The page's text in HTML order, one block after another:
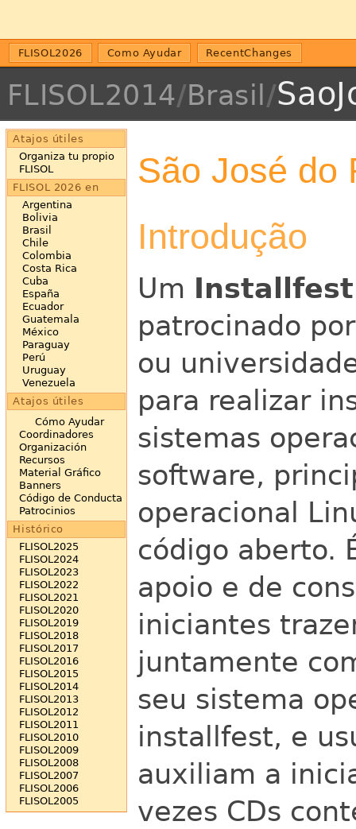
FLISOL2026 Como Ayudar RecentChanges
FLISOL2014/Brasil /
Atajos útiles
Organiza tu propio
FLISOL
FLISOL 2026 en
Argentina
Bolivia
Brasil
Chile
Colombia
Costa Rica
Cuba
España
Ecuador
Guatemala
México
Paraguay
Perú
Uruguay
Venezuela
Atajos útiles
Cómo Ayudar
Coordinadores
Organización
Recursos
Material Gráfico
Banners
Código de Conducta
Patrocinios
Histórico
FLISOL2025
FLISOL2024
FLISOL2023
FLISOL2022
FLISOL2021
FLISOL2020
FLISOL2019
FLISOL2018
FLISOL2017
FLISOL2016
FLISOL2015
FLISOL2014
FLISOL2013
FLISOL2012
FLISOL2011
FLISOL2010
FLISOL2009
FLISOL2008
FLISOL2007
FLISOL2006
FLISOL2005
São José do
Introdução
Um Installfest
patrocinado
ou
para realizar
sistemas
software,
operacional
código aberto.
apoio e de
iniciantes
juntamente
seu sistema
installfest, e
auxiliam a
vezes CDs